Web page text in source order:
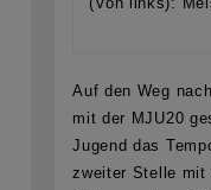
Auf den Weg nach
mit der MJU20
Jugend das
zweiter Stelle mit